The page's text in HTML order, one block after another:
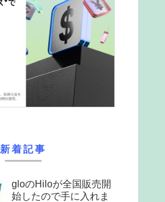
新着記事
gloのHiloが全国販売開
始したので手に入れま